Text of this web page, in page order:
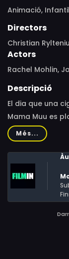
Animació,
Directors
Christian
Actors
Rachel Mohlin,
Descripció
El dia que una
Mama Muu es
Més...